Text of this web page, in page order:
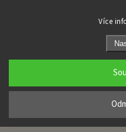
Více
THAYA: Moderní ikona
VinařstvíTHAYA, jehož název
Havraníkáchvína, která se